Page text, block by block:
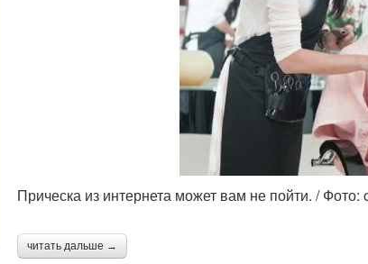
Прическа из интернета может вам не пойти. / Фото:
читать дальше →